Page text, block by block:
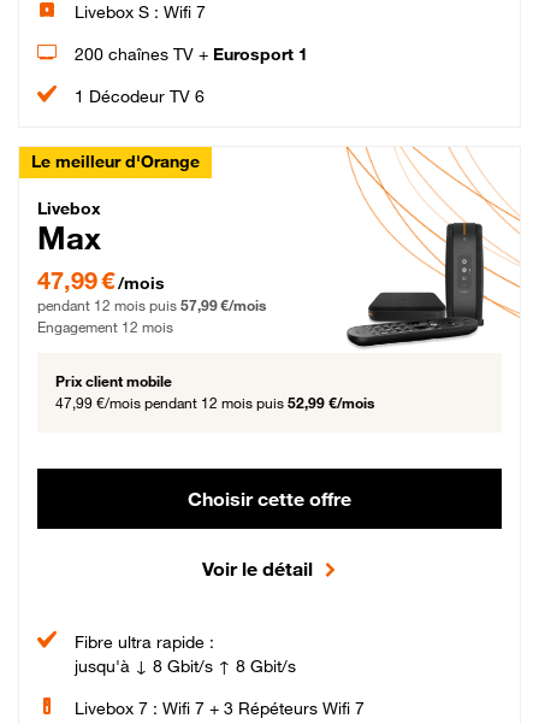
Livebox S : Wifi 7
200 chaînes TV + Eurosport 1
1 Décodeur TV 6
Le meilleur d'Orange
Livebox Max Fibre
Livebox
Max
47,99 € par mois pendant 12 mois puis 57,99 € par mois, Engagement 12 mois
47,99 €/mois
pendant 12 mois puis 57,99 €/mois
Engagement 12 mois
Prix client mobile
47,99 €/mois pendant 12 mois puis 52,99 €/mois
Choisir cette offre
Voir le détail
Fibre ultra rapide :
jusqu'à ↓ 8 Gbit/s ↑ 8 Gbit/s
Livebox 7 : Wifi 7 + 3 Répéteurs Wifi 7